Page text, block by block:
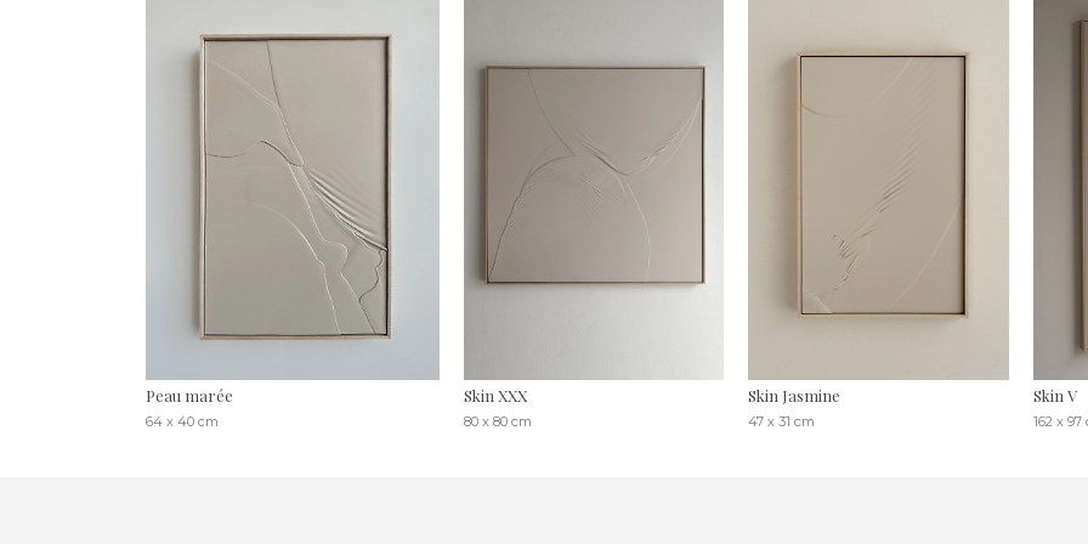
Peau marée
64 x 40 cm
Skin XXX
80 x 80 cm
Skin Jasmine
47 x 31 cm
Skin V
162 x 97